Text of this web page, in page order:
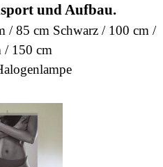
undAufbau.
/ 85 cm Schwarz / 100 cm /
/ 150 cm